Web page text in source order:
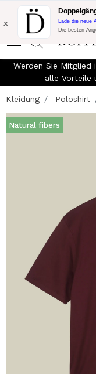
Blitzangebot:
10%
x
Lade die neue
Die besten
Werden Sie Mitglied
alle Vorteile
Kleidung Poloshirt
Natural fibers